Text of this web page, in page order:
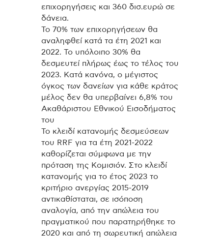
επιχορηγήσεις και 360 δισ.ευρώ σε
δάνεια.
Το 70% των επιχορηγήσεων θα
αναληφθεί κατά τα έτη 2021 και
2022. Το υπόλοιπο 30% θα
δεσμευτεί πλήρως έως το τέλος του
2023. Κατά κανόνα, ο μέγιστος
όγκος των δανείων για κάθε κράτος
μέλος δεν θα υπερβαίνει 6,8% του
Ακαθάριστου Εθνικού Εισοδήματος
του
Το κλειδί κατανομής δεσμεύσεων
του RRF για τα έτη 2021-2022
καθορίζεται σύμφωνα με την
πρόταση της Κομισιόν. Στο κλειδί
κατανομής για το έτος 2023 το
κριτήριο ανεργίας 2015-2019
αντικαθίσταται, σε ισόποση
αναλογία, από την απώλεια του
πραγματικού που παρατηρήθηκε το
2020 και από τη σωρευτική απώλεια